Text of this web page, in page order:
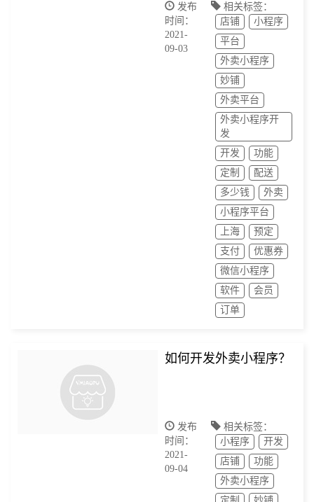
发布
时间：
2021-
09-03
相关标签：
店铺
小程序
平台
外卖小程序
妙铺
外卖平台
外卖小程序开
发
开发
功能
定制
配送
多少钱
外卖
小程序平台
上海
预定
支付
优惠券
微信小程序
软件
会员
订单
如何开发外卖小程序？
发布
时间：
2021-
09-04
相关标签：
小程序
开发
店铺
功能
外卖小程序